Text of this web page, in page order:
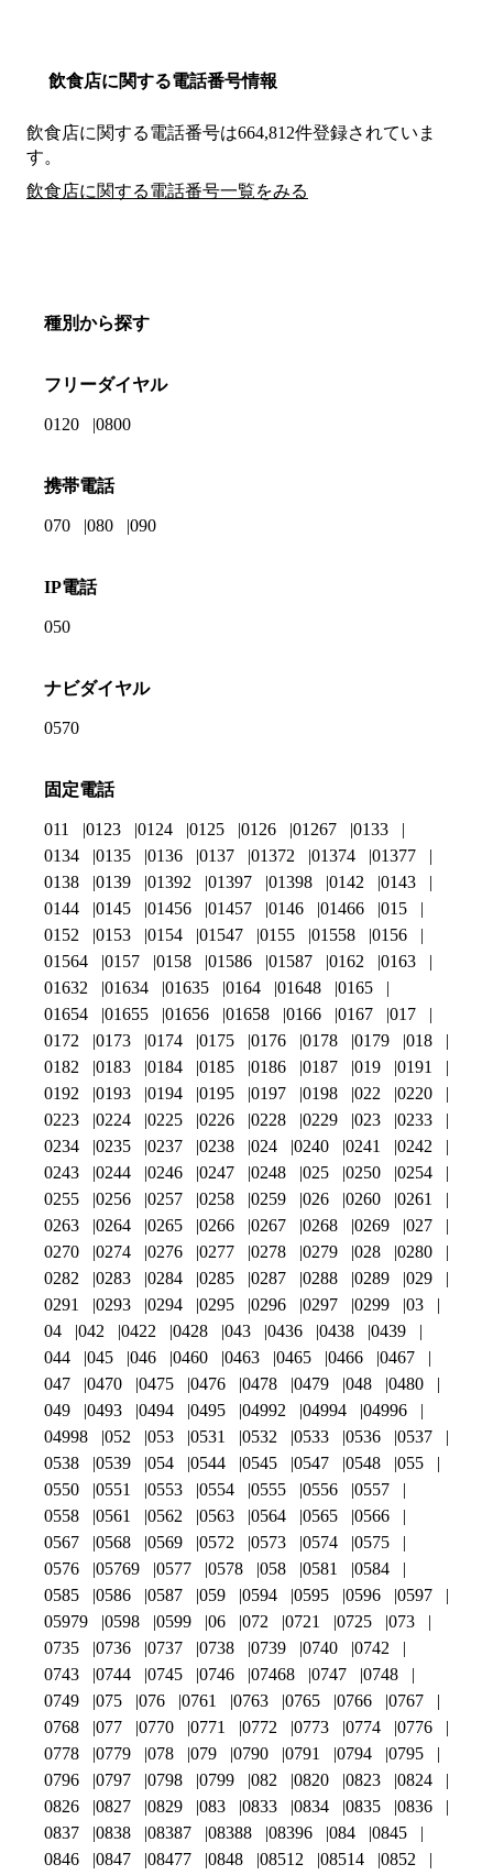
飲食店に関する電話番号情報
飲食店に関する電話番号は664,812件登録されていま
す。
飲食店に関する電話番号一覧をみる
種別から探す
フリーダイヤル
0120 0800
携帯電話
070 080 090
IP電話
050
ナビダイヤル
0570
固定電話
011 0123 0124 0125 0126 01267
0133
0134
0135 0136 0137 01372 01374
01377
0138
0139 01392 01397 01398 0142
0143
0144
0145 01456 01457 0146 01466
015
0152
0153 0154 01547 0155 01558
0156
01564
0157 0158 01586 01587 0162
0163
01632
01634 01635 0164 01648
0165
01654
01655 01656 01658 0166 0167
017
0172
0173 0174 0175 0176 0178 0179
018
0182
0183 0184 0185 0186 0187 019
0191
0192
0193 0194 0195 0197 0198 022
0220
0223
0224 0225 0226 0228 0229 023
0233
0234
0235 0237 0238 024 0240 0241
0242
0243
0244 0246 0247 0248 025 0250
0254
0255
0256 0257 0258 0259 026 0260
0261
0263
0264 0265 0266 0267 0268 0269
027
0270
0274 0276 0277 0278 0279 028
0280
0282
0283 0284 0285 0287 0288 0289
029
0291
0293 0294 0295 0296 0297 0299
03
04
042 0422 0428 043 0436 0438
0439
044
045 046 0460 0463 0465 0466
0467
047
0470 0475 0476 0478 0479 048
0480
049
0493 0494 0495 04992 04994
04996
04998
052 053 0531 0532 0533 0536
0537
0538
0539 054 0544 0545 0547 0548
055
0550
0551 0553 0554 0555 0556
0557
0558
0561 0562 0563 0564 0565
0566
0567
0568 0569 0572 0573 0574
0575
0576
05769 0577 0578 058 0581
0584
0585
0586 0587 059 0594 0595 0596
0597
05979
0598 0599 06 072 0721 0725
073
0735
0736 0737 0738 0739 0740
0742
0743
0744 0745 0746 07468 0747
0748
0749
075 076 0761 0763 0765 0766
0767
0768
077 0770 0771 0772 0773 0774
0776
0778
0779 078 079 0790 0791 0794
0795
0796
0797 0798 0799 082 0820 0823
0824
0826
0827 0829 083 0833 0834 0835
0836
0837
0838 08387 08388 08396 084
0845
0846
0847 08477 0848 08512 08514
0852